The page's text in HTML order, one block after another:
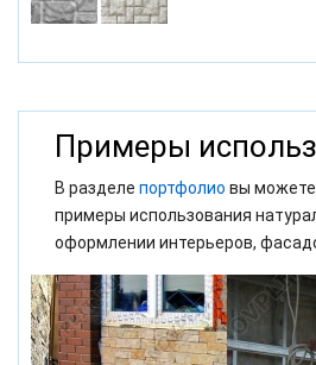
Примеры
В разделе портфолио вы
примеры использования
оформлении интерьеров,